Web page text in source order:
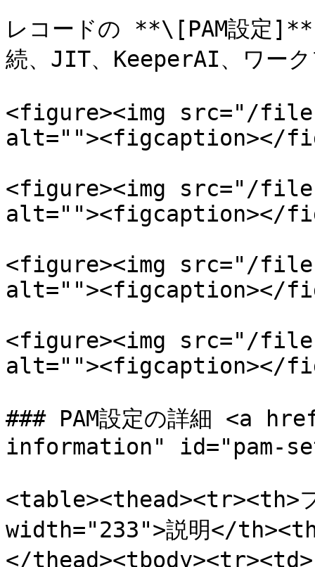
レコードの **\[PAM設定]**
続、JIT、KeeperAI、ワーク
<figure><img src="/files/
alt=""><figcaption></
<figure><img src="/files/
alt=""><figcaption></
<figure><img src="/files/
alt=""><figcaption></
<figure><img src="/files/
alt=""><figcaption></
### PAM設定の詳細 <a
information" id="pam-
<table><thead><tr><th>
width="233">説明</
</